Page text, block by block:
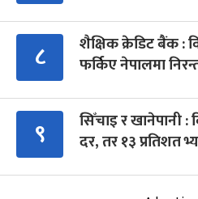
८
शैक्षिक क्रेडिट बैंक :
फर्किए नेपालमा
९
सिँचाइ र खानेपानी
दर, तर १३ प्रतिशत